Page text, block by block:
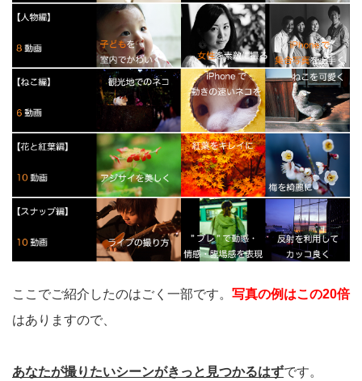
ここでご紹介したのはごく一部です。 写真の例はこの20倍
はありますので、
あなたが撮りたいシーンがきっと見つかるはずです。